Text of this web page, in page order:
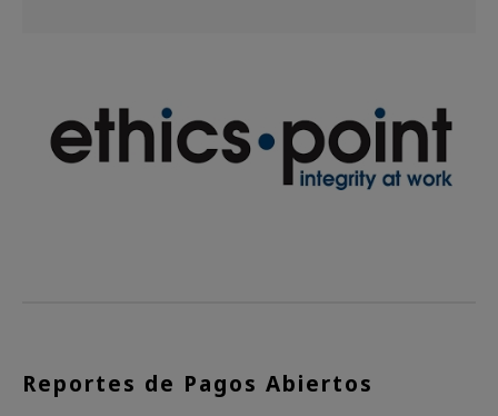
Reportes de Pagos Abiertos